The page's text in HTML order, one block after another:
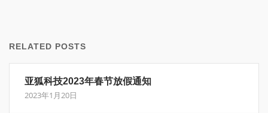
RELATED POSTS
亚狐科技2023年春节放假通知
2023年1月20日